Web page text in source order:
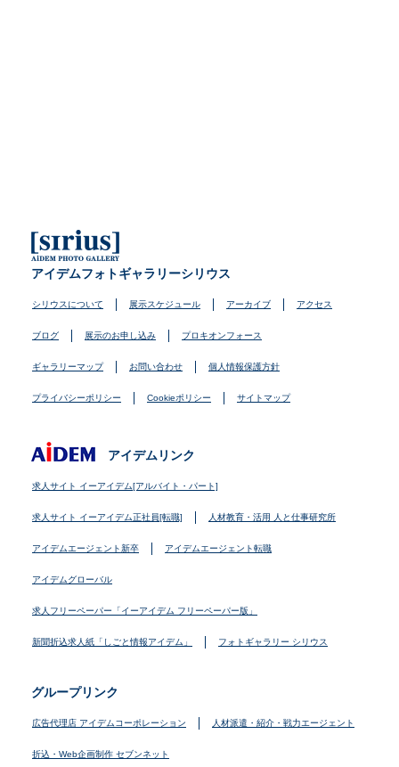
アイデムフォトギャラリーシリウス
シリウスについて 展示スケジュール アーカイブ アクセス
ブログ 展示のお申し込み プロキオンフォース
ギャラリーマップ お問い合わせ 個人情報保護方針
プライバシーポリシー Cookieポリシー サイトマップ
アイデムリンク
求人サイト イーアイデム[アルバイト・パート]
求人サイト イーアイデム正社員[転職] 人材教育・活用 人と仕事研究所
アイデムエージェント新卒 アイデムエージェント転職
アイデムグローバル
求人フリーペーパー「イーアイデム フリーペーパー版」
新聞折込求人紙「しごと情報アイデム」 フォトギャラリー シリウス
グループリンク
広告代理店 アイデムコーポレーション 人材派遣・紹介・戦力エージェント
折込・Web企画制作 セブンネット